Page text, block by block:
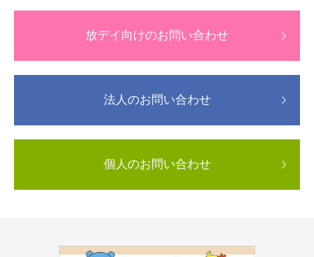
放デイ向けのお問い合わせ
法人のお問い合わせ
個人のお問い合わせ